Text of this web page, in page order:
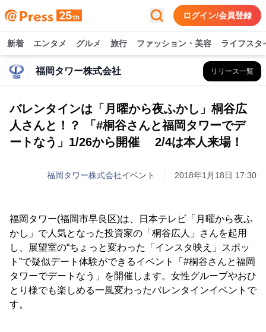
ログイン/会員登録
新着 エンタメ グルメ 旅行 ファッション・美容 ライフスタ
福岡タワー株式会社 リリース一覧
バレンタインは「月曜から夜ふかし」桐谷広
人さんと！？ 「#桐谷さんと福岡タワーでデ
ートなう」1/26から開催 2/4は本人来場！
福岡タワー株式会社イベント 2018年1月18日 17:30
福岡タワー(福岡市早良区)は、日本テレビ「月曜から夜ふ
かし」で人気となった投資家の「桐谷広人」さんを起用
し、展望室の“ちょっと変わった「インスタ映え」スポッ
ト”で疑似デート体験ができるイベント「#桐谷さんと福岡
タワーでデートなう」を開催します。女性グループやおひ
とり様でも楽しめる一風変わったバレンタインイベントで
す。